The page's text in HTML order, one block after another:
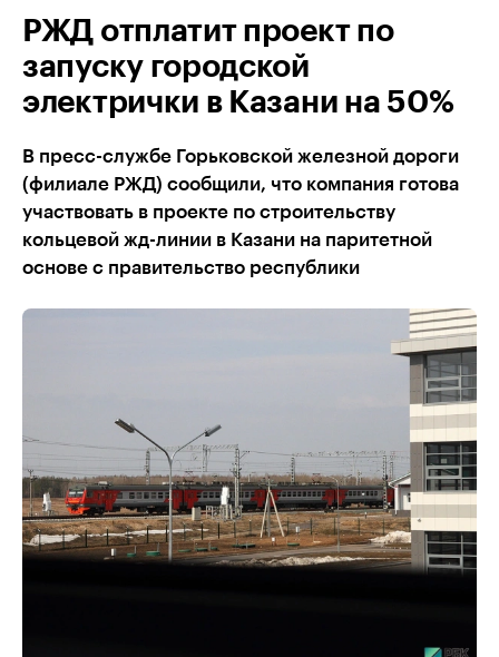
РЖД отплатит проект по
запуску городской
электрички в Казани на 50%
В пресс-службе Горьковской железной дороги
(филиале РЖД) сообщили, что компания готова
участвовать в проекте по строительству
кольцевой жд-линии в Казани на паритетной
основе с правительство республики